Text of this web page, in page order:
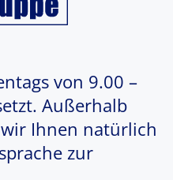
von 9.00 –
Außerhalb
Ihnen natürlich
zur